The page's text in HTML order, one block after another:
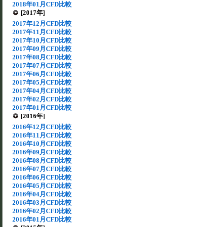
2018年01月CFD比較
[2017年]
2017年12月CFD比較
2017年11月CFD比較
2017年10月CFD比較
2017年09月CFD比較
2017年08月CFD比較
2017年07月CFD比較
2017年06月CFD比較
2017年05月CFD比較
2017年04月CFD比較
2017年02月CFD比較
2017年01月CFD比較
[2016年]
2016年12月CFD比較
2016年11月CFD比較
2016年10月CFD比較
2016年09月CFD比較
2016年08月CFD比較
2016年07月CFD比較
2016年06月CFD比較
2016年05月CFD比較
2016年04月CFD比較
2016年03月CFD比較
2016年02月CFD比較
2016年01月CFD比較